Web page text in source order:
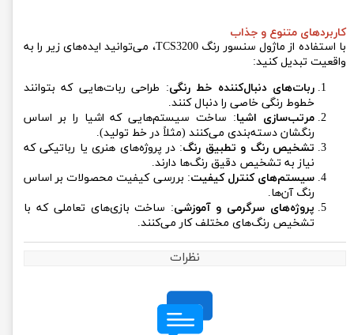
کاربردهای متنوع و جذاب
با استفاده از ماژول سنسور رنگ TCS3200، می‌توانید ایده‌های زیر را به
واقعیت تبدیل کنید:
ربات‌های دنبال‌کننده خط رنگی: طراحی ربات‌هایی که بتوانند
خطوط رنگی خاصی را دنبال کنند.
مرتب‌سازی اشیا: ساخت سیستم‌هایی که اشیا را بر اساس
رنگشان دسته‌بندی می‌کنند (مثلاً در خط تولید).
تشخیص رنگ و تطبیق رنگ: در پروژه‌های هنری یا رباتیکی که
نیاز به تشخیص دقیق رنگ‌ها دارند.
سیستم‌های کنترل کیفیت: بررسی کیفیت محصولات بر اساس
رنگ آن‌ها.
پروژه‌های سرگرمی و آموزشی: ساخت بازی‌های تعاملی که با
تشخیص رنگ‌های مختلف کار می‌کنند.
نظرات